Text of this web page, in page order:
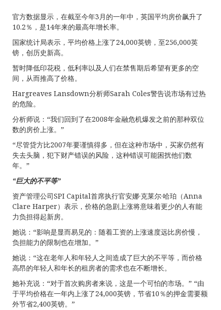
官方数据显示，在截至今年3月的一年中，英国平均房价飙升了
10.2％，是14年来的最高年增长率。
国家统计局表示，平均价格上涨了24,000英镑，至256,000英
镑，创历史新高。
暂时降低印花税，低利率以及人们在禁售期后希望有更多的空
间，从而推高了价格。
Hargreaves Lansdown分析师Sarah Coles警告说市场有过热
的危险。
分析师说：“我们回到了在2008年金融危机爆发之前的那种双位
数的房价上涨。”
“尽管贷方比2007年要谨慎得多，但在这种市场中，买家仍然有
失去头脑，犯下财产错误的风险，这种错误可能困扰他们数
年。”
“巨大的不平等”
资产管理公司SPI Capital首席执行官安娜·克莱尔·哈珀（Anna
Clare Harper）表示，价格的急剧上涨将意味着更少的人有能
力负担得起新房。
她说：“影响是显而易见的：随着工资的上涨速度远比房价慢，
负担能力的限制也在增加。”
她说：“这在老年人和年轻人之间造成了巨大的不平等，而价格
高昂的年轻人和年长的租房者的需求也在不断增长。
她补充说：“对于首次购房者来说，这是一个可怕的市场。” “由
于平均价格在一年内上涨了24,000英镑，节省10％的押金需要额
外节省2,400英镑。”